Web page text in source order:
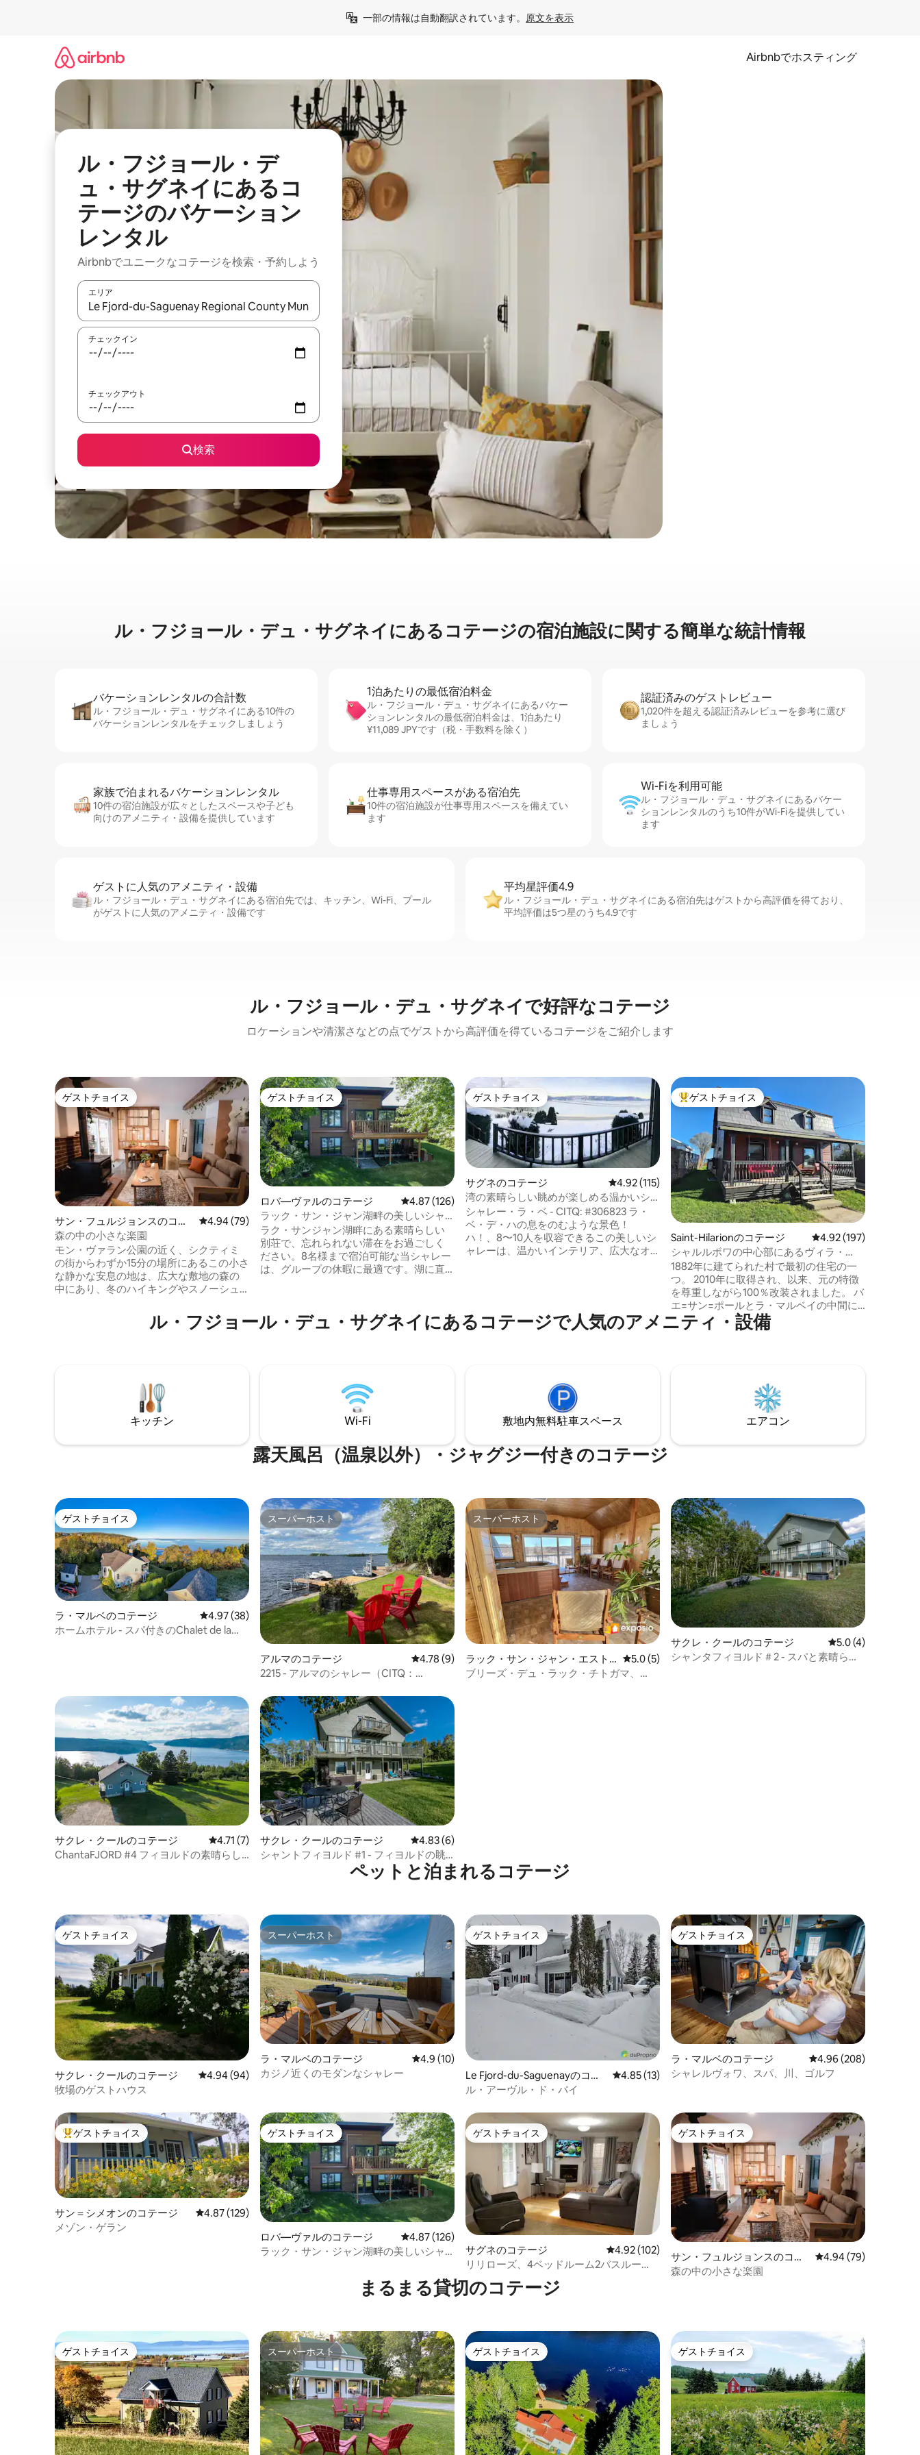
一部の情報は自動翻訳されています。 原文を表示
Airbnbでホスティング
ル・フジョール・デ
ュ・サグネイにあるコ
テージのバケーション
レンタル
Airbnbでユニークなコテージを検索・予約しよう
エリア
検索結果が表示されたら、上下の矢印キーを使って移動するか、画面をタッチまたはスワイプして検索結果を確認することができます。
チェックイン
チェックアウト
検索
ル・フジョール・デュ・サグネイに⁠あ⁠るコ⁠テ⁠ー⁠ジ⁠の宿⁠泊⁠施⁠設⁠に関⁠す⁠る簡⁠単⁠な統⁠計⁠情⁠報
バケーションレ⁠ン⁠タ⁠ル⁠の合⁠計⁠数
ル・フジョール・デュ・サグネイにある10件の
バケーションレンタルをチェックしましょう
1泊あたりの最⁠低⁠宿⁠泊⁠料⁠金
ル・フジョール・デュ・サグネイにあるバケー
ションレンタルの最低宿泊料金は、1泊あたり
¥11,089 JPYです（税・手数料を除く）
認証済みのゲ⁠ス⁠ト⁠レ⁠ビ⁠ュ⁠ー
1,020件を超える認証済みレビューを参考に選び
ましょう
家族で泊まれるバ⁠ケ⁠ー⁠シ⁠ョ⁠ンレ⁠ン⁠タ⁠ル
10件の宿泊施設が広々としたスペースや子ども
向けのアメニティ・設備を提供しています
仕事専用ス⁠ペ⁠ー⁠スがあ⁠る宿⁠泊⁠先
10件の宿泊施設が仕事専用スペースを備えてい
ます
Wi-Fiを利⁠用⁠可⁠能
ル・フジョール・デュ・サグネイにあるバケー
ションレンタルのうち10件がWi-Fiを提供してい
ます
ゲストに人⁠気⁠のア⁠メ⁠ニ⁠テ⁠ィ・設⁠備
ル・フジョール・デュ・サグネイにある宿泊先では、キッチン、Wi-Fi、プール
がゲストに人気のアメニティ・設備です
平均星評価4.9
ル・フジョール・デュ・サグネイにある宿泊先はゲストから高評価を得ており、
平均評価は5つ星のうち4.9です
ル・フジョール・デュ・サグネイで好評なコテージ
ロケーションや清潔さなどの点でゲストから高評価を得ているコテージをご紹介します
ゲストチョイス
ゲストチョイス
サン・フュルジョンスのコテ
ージ
レビュー79件、5つ星中4.94つ星の平均評価
4.94 (79)
森の中の小さな楽園
モン・ヴァラン公園の近く、シクティミ
の街からわずか15分の場所にあるこの小さ
な静かな安息の地は、広大な敷地の森の
中にあり、冬のハイキングやスノーシュ
寒帯森林には野生動物が豊富に生息して
います。運がよければ、鹿、野ウサギ、
しょう。私たちの目標は、休暇に思い出
に残る場所を提供することです！ BizChat
にコメントをお願いします。
ゲストチョイス
ゲストチョイス
ロバ―ヴァルのコテージ レビュー126件、5つ星中4.87つ星の平均評価
4.87 (126)
ラック・サン・ジャン湖畔の美しいシャ
レー
ラク・サンジャン湖畔にある素晴らしい
別荘で、忘れられない滞在をお過ごしく
ださい。8名様まで宿泊可能な当シャレー
は、グループの休暇に最適です。湖に直
ヴァルの中心街からわずか2分で、モダン
な設備を備えた快適な滞在をお楽しみい
ゲストチョイス
ゲストチョイス
サグネのコテージ レビュー115件、5つ星中4.92つ星の平均評価
4.92 (115)
湾の素晴らしい眺めが楽しめる温かいシ
ャレー
シャレー・ラ・ベ - CITQ: #306823 ラ・
ベ・デ・ハの息をのむような景色！
ハ！、8〜10人を収容できるこの美しいシ
ャレーは、温かいインテリア、広大なオ
イキング、アイスフィッシング、クルー
ズなど、この平和な隠れ家の近くで楽し
大好評のゲストチョイスです。
ゲストチョイス
Saint-Hilarionのコテージ レビュー197件、5つ
4.92 (197)
シャルルボワの中心部にあるヴィラ・
オ・プリンシパル
1882年に建てられた村で最初の住宅の一
つ。 2010年に取得され、以来、元の特徴
を尊重しながら100％改装されました。 バ
エ=サン=ポールとラ・マルベイの中間に
位置する山の中の美しいシャルルボワ地
域の中心部の小さな村の中心にありま
ル・フジョール・デュ・サグネイにあるコテージで人気のアメニティ・設備
キッチン Wi-Fi 敷地内無料駐⁠車ス⁠ペ⁠ー⁠ス エアコン
露天風呂（温泉以外）・ジャグジー付きのコテージ
ゲストチョイス
ゲストチョイス
ラ・マルベのコテージ レビュー38件、5つ星中4.97つ星の平均評価
4.97 (38)
ホームホテル - スパ付きのChalet de la
スーパーホスト
スーパーホスト
アルマのコテージ レビュー9件、5つ星中4.78つ星の平均評価
4.78 (9)
2215 - アルマのシャレー（CITQ：
スーパーホスト
スーパーホスト
ラック・サン・ジャン・エスト
のコテージ
レビュー5件、5つ星中5.0つ星の平均評価
5.0 (5)
ブリーズ・デュ・ラック・チトガマ、
サクレ・クールのコテージ レビュー4件、5つ
5.0 (4)
シャンタフィヨルド＃2 - スパと素晴らし
サクレ・クールのコテージ レビュー7件、5つ星中4.71つ星の平均評価
4.71 (7)
ChantaFJORD #4 フィヨルドの素晴らし
サクレ・クールのコテージ レビュー6件、5つ星中4.83つ星の平均評価
4.83 (6)
シャントフィヨルド #1 - フィヨルドの眺
望とスパを備えたシャレーペットと泊まれるコテージ
ゲストチョイス
ゲストチョイス
サクレ・クールのコテージ レビュー94件、5つ星中4.94つ星の平均評価
4.94 (94)
牧場のゲストハウス
スーパーホスト
スーパーホスト
ラ・マルベのコテージ レビュー10件、5つ星中4.9つ星の平均評価
4.9 (10)
カジノ近くのモダンなシャレー
ゲストチョイス
ゲストチョイス
Le Fjord-du-Saguenayのコテ
ージ
レビュー13件、5つ星中4.85つ星の平均評価
4.85 (13)
ル・アーヴル・ド・パイ
ゲストチョイス
ゲストチョイス
ラ・マルベのコテージ レビュー208件、5つ星
4.96 (208)
シャレルヴォワ、スパ、川、ゴルフ
大好評のゲストチョイスです。
ゲストチョイス
サン＝シメオンのコテージ レビュー129件、5つ星中4.87つ星の平均評価
4.87 (129)
メゾン・ゲラン
ゲストチョイス
ゲストチョイス
ロバ―ヴァルのコテージ レビュー126件、5つ星中4.87つ星の平均評価
4.87 (126)
ラック・サン・ジャン湖畔の美しいシャ
ゲストチョイス
ゲストチョイス
サグネのコテージ レビュー102件、5つ星中4.92つ星の平均評価
4.92 (102)
リリローズ、4ベッドルーム2バスルー
ム、ダウンタウン
ゲストチョイス
ゲストチョイス
サン・フュルジョンスのコテ
ージ
レビュー79件、5つ星
4.94 (79)
森の中の小さな楽園
まるまる貸切のコテージ
ゲストチョイス
ゲストチョイス スーパーホスト
スーパーホスト ゲストチョイス
ゲストチョイス ゲストチョイス
ゲストチョイス